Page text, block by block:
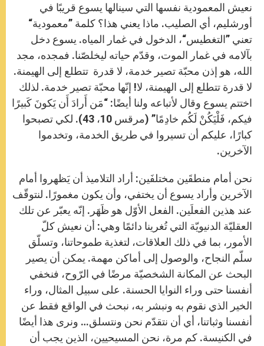
نعيش المعمودية نفسها التي سينالها يسوع قريبًا في
أورشليم، أي الصليب. ماذا يعني هذا؟ كلمة ”معمودية“
تعني ”التغطيس“، الدخول في غمار المياه. يسوع دخل
بآلامه في غمار الموت، وقدّم حياته ليخلصّنا. فمجده، مجد
الله، هو إذن محبّة تصير خدمة، لا قدرة تتطلع إلى الهيمنة.
لا قدرة تتطلع إلى الهيمنة، لا! إنّها محبّة تصير خدمة. لذلك
اختتم يسوع وقال لأتباعه ولنا أيضًا: “مَن أَرادَ أَن يَكونَ كَبيرًا
فيكم، فَلْيَكُنْ لَكُم خادِمًا” (مرقس 10، 43). لكي تصبحوا
كبارًا، عليكم أن تسيروا في طريق الخدمة، وتخدموا
الآخرين.
نحن أمام منطقَين مختلفَين: أراد التلاميذ أن يَظهروا أمام
الآخرين وأراد يسوع أن يختفي، وأن يكون مغمورًا. لنتوقّف
عند هذين الفعلَين. الفعل الأوّل هو ظَهَر. إنّه يعبّر عن تلك
العقليّة الدنيويّة التي تُغرينا دائمًا وهي: أن نعيش كلّ
الأمور، بما في ذلك العلاقات، لتغذية طموحاتنا، وتسلّق
سلّم النجاح، والوصول إلى أماكن مهمة. يمكن أن يصير
البحث عن المكانة الشخصيّة مرضًا في الرّوح، فنخفي
أنفسنا حتى وراء النوايا الحسنة. على سبيل المثال، وراء
الخير الذي نقوم به ونبشر به، نبحث في الواقع فقط عن
أنفسنا وثباتنا، أي أن نتقدّم نحن ونتسلق… ونرى هذا أيضًا
في الكنيسة. كم مرة، نحن المسيحيين، الذين يجب أن